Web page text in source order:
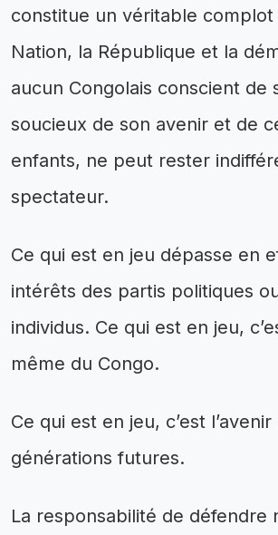
constitue un véritable
Nation, la République et la
aucun Congolais conscient de
soucieux de son avenir et de
enfants, ne peut rester
spectateur.
Ce qui est en jeu dépasse en
intérêts des partis politiques
individus. Ce qui est en jeu,
même du Congo.
Ce qui est en jeu, c’est l’avenir
générations futures.
La responsabilité de défendre